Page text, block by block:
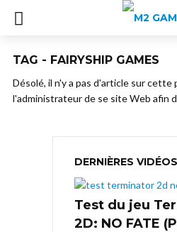
TAG - FAIRYSHIP GAMES
Désolé, il n'y a pas d'article sur cette
l'administrateur de se site Web afin
DERNIÈRES VIDÉOS
Test du jeu
2D: NO FATE